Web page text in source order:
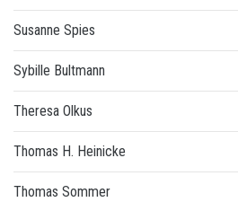
Susanne Spies
Sybille Bultmann
Theresa Olkus
Thomas H. Heinicke
Thomas Sommer